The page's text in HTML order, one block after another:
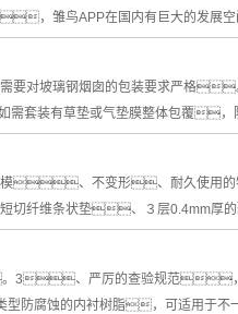
，雏鸟APP在国内有巨大的
要对坡璃钢烟囱的包装要求严格
装有草垫或气垫膜整体包覆，
模、不变形、耐久使用
纤维条状垫、３层0.4mm厚的
、严厉的查验规范，
腐蚀的内衬树脂，可适用于